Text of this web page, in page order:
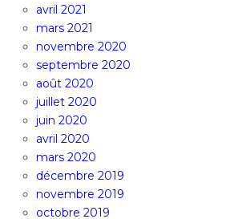
avril 2021
mars 2021
novembre 2020
septembre 2020
août 2020
juillet 2020
juin 2020
avril 2020
mars 2020
décembre 2019
novembre 2019
octobre 2019